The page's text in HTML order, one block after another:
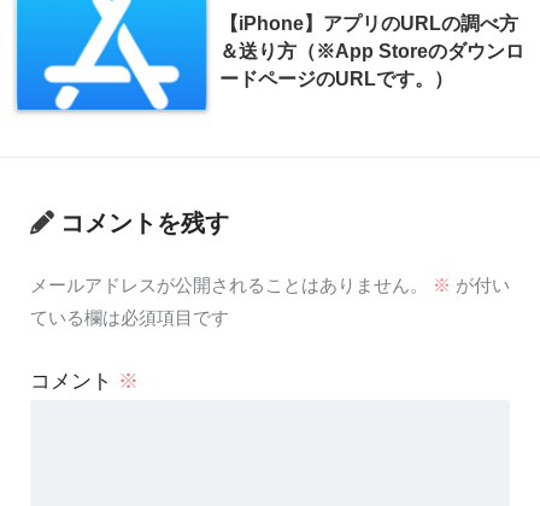
【iPhone】アプリのURLの調べ方
＆送り方（※App Storeのダウンロ
ードページのURLです。）
コメントを残す
メールアドレスが公開されることはありません。 ※ が付い
ている欄は必須項目です
コメント ※